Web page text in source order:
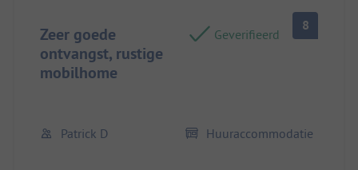
Zeer goede
ontvangst, rustige
mobilhome
Geverifieerd
8
Patrick D Huuraccommodatie